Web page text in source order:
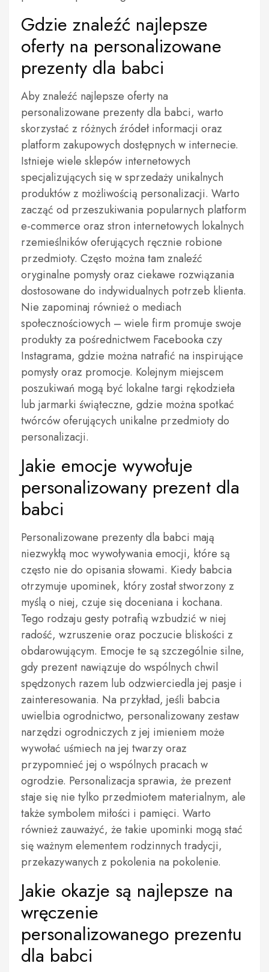
Gdzie znaleźć najlepsze
oferty na personalizowane
prezenty dla babci
Aby znaleźć najlepsze oferty na
personalizowane prezenty dla babci, warto
skorzystać z różnych źródeł informacji oraz
platform zakupowych dostępnych w internecie.
Istnieje wiele sklepów internetowych
specjalizujących się w sprzedaży unikalnych
produktów z możliwością personalizacji. Warto
zacząć od przeszukiwania popularnych platform
e-commerce oraz stron internetowych lokalnych
rzemieślników oferujących ręcznie robione
przedmioty. Często można tam znaleźć
oryginalne pomysły oraz ciekawe rozwiązania
dostosowane do indywidualnych potrzeb klienta.
Nie zapominaj również o mediach
społecznościowych – wiele firm promuje swoje
produkty za pośrednictwem Facebooka czy
Instagrama, gdzie można natrafić na inspirujące
pomysły oraz promocje. Kolejnym miejscem
poszukiwań mogą być lokalne targi rękodzieła
lub jarmarki świąteczne, gdzie można spotkać
twórców oferujących unikalne przedmioty do
personalizacji.
Jakie emocje wywołuje
personalizowany prezent dla
babci
Personalizowane prezenty dla babci mają
niezwykłą moc wywoływania emocji, które są
często nie do opisania słowami. Kiedy babcia
otrzymuje upominek, który został stworzony z
myślą o niej, czuje się doceniana i kochana.
Tego rodzaju gesty potrafią wzbudzić w niej
radość, wzruszenie oraz poczucie bliskości z
obdarowującym. Emocje te są szczególnie silne,
gdy prezent nawiązuje do wspólnych chwil
spędzonych razem lub odzwierciedla jej pasje i
zainteresowania. Na przykład, jeśli babcia
uwielbia ogrodnictwo, personalizowany zestaw
narzędzi ogrodniczych z jej imieniem może
wywołać uśmiech na jej twarzy oraz
przypomnieć jej o wspólnych pracach w
ogrodzie. Personalizacja sprawia, że prezent
staje się nie tylko przedmiotem materialnym, ale
także symbolem miłości i pamięci. Warto
również zauważyć, że takie upominki mogą stać
się ważnym elementem rodzinnych tradycji,
przekazywanych z pokolenia na pokolenie.
Jakie okazje są najlepsze na
wręczenie
personalizowanego prezentu
dla babci